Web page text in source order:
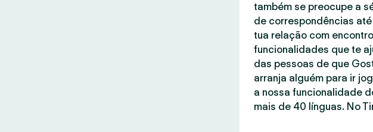
também se preocupe a
de correspondências
tua relação com
funcionalidades que te
das pessoas de que
arranja alguém para ir
a nossa funcionalidade
mais de 40 línguas. No